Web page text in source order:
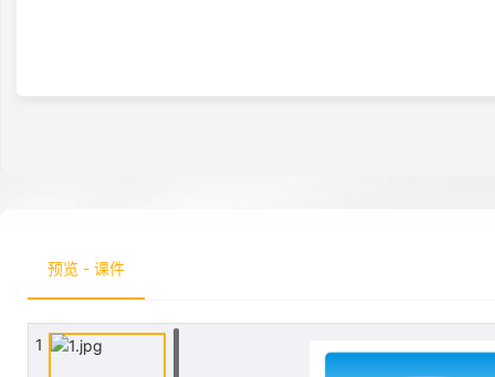
预览 - 课件
1